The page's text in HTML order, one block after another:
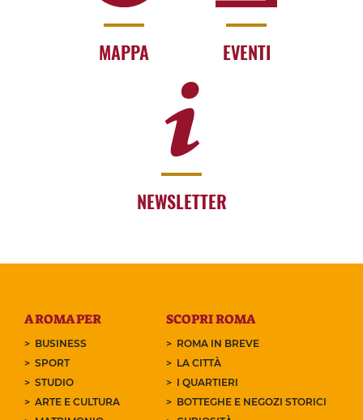
MAPPA EVENTI
NEWSLETTER
A ROMA PER
BUSINESS
SPORT
STUDIO
ARTE E CULTURA
SCOPRI ROMA
ROMA IN BREVE
LA CITTÀ
I QUARTIERI
BOTTEGHE E NEGOZI STORICI